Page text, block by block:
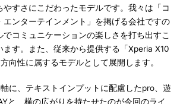
やすさにこだわったモデルです。我々は「コ
エンターテインメント」を掲げる会社ですの
でコミュニケーションの楽しさを打ち出すこ
ます。また、従来から提供する「Xperia X10
向性に属するモデルとして展開します。
に、テキストインプットに配慮したpro、遊
と、横の広がりを持たせたのが今回のライ